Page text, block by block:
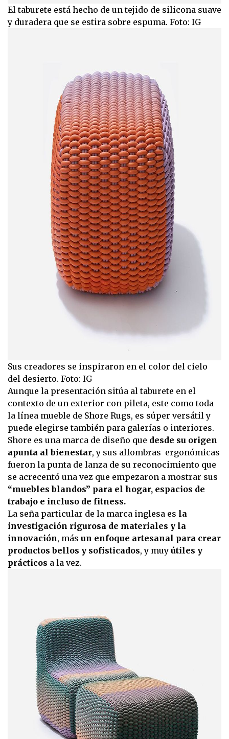
El taburete está hecho de un tejido de silicona suave
y duradera que se estira sobre espuma. Foto: IG
Sus creadores se inspiraron en el color del cielo
del desierto. Foto: IG
Aunque la presentación sitúa al taburete en el
contexto de un exterior con pileta, este como toda
la línea mueble de Shore Rugs, es súper versátil y
puede elegirse también para galerías o interiores.
Shore es una marca de diseño que desde su origen
apunta al bienestar, y sus alfombras ergonómicas
fueron la punta de lanza de su reconocimiento que
se acrecentó una vez que empezaron a mostrar sus
“muebles blandos” para el hogar, espacios de
trabajo e incluso de fitness.
La seña particular de la marca inglesa es la
investigación rigurosa de materiales y la
innovación, más un enfoque artesanal para crear
productos bellos y sofisticados, y muy útiles y
prácticos a la vez.